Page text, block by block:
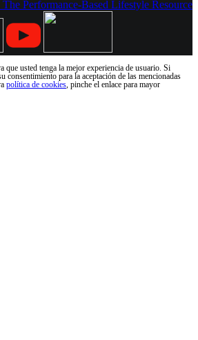
que usted tenga la mejor experiencia de usuario. Si
consentimiento para la aceptación de las mencionadas
política de cookies , pinche el enlace para mayor